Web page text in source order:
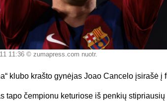
11:36© zumapress.com nuotr.
klubo krašto gynėjas Joao Cancelo įsirašė į
tapo čempionu keturiose iš penkių stipriausių